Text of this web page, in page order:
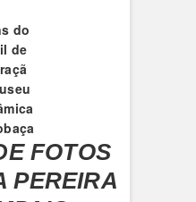
do
de
FOTOS
PEREIRA